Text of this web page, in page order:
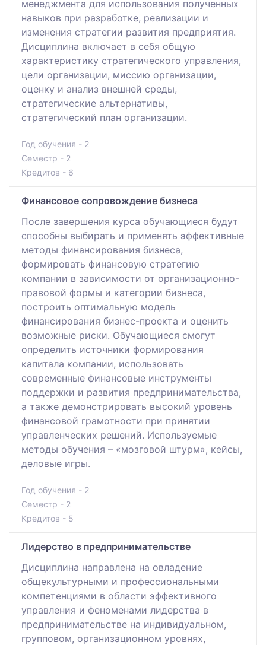
менеджмента для использования полученных
навыков при разработке, реализации и
изменения стратегии развития предприятия.
Дисциплина включает в себя общую
характеристику стратегического управления,
цели организации, миссию организации,
оценку и анализ внешней среды,
стратегические альтернативы,
стратегический план организации.
Год обучения - 2
Семестр - 2
Кредитов - 6
Финансовое сопровождение бизнеса
После завершения курса обучающиеся будут
способны выбирать и применять эффективные
методы финансирования бизнеса,
формировать финансовую стратегию
компании в зависимости от организационно-
правовой формы и категории бизнеса,
построить оптимальную модель
финансирования бизнес-проекта и оценить
возможные риски. Обучающиеся смогут
определить источники формирования
капитала компании, использовать
современные финансовые инструменты
поддержки и развития предпринимательства,
а также демонстрировать высокий уровень
финансовой грамотности при принятии
управленческих решений. Используемые
методы обучения – «мозговой штурм», кейсы,
деловые игры.
Год обучения - 2
Семестр - 2
Кредитов - 5
Лидерство в предпринимательстве
Дисциплина направлена на овладение
общекультурными и профессиональными
компетенциями в области эффективного
управления и феноменами лидерства в
предпринимательстве на индивидуальном,
групповом, организационном уровнях,